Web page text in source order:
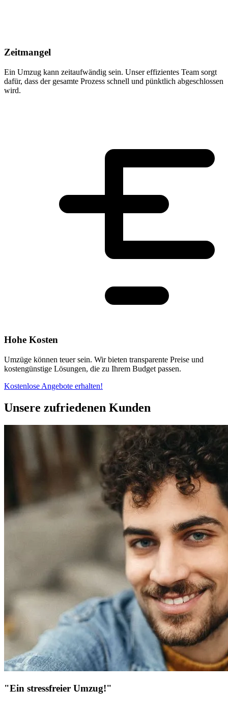
Zeitmangel
Ein Umzug kann zeitaufwändig sein. Unser effizientes Team sorgt
dafür, dass der gesamte Prozess schnell und pünktlich abgeschlossen
wird.
Hohe Kosten
Umzüge können teuer sein. Wir bieten transparente Preise und
kostengünstige Lösungen, die zu Ihrem Budget passen.
Kostenlose Angebote erhalten!
Unsere zufriedenen Kunden
"Ein stressfreier Umzug!"